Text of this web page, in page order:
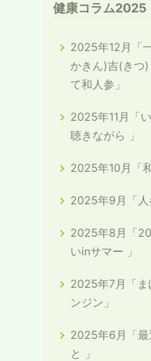
健康コラム2025
2025年12月「
かきん)吉(きつ
て和人参」
2025年11月「
聴きながら 」
2025年10月「
2025年9月「人
2025年8月「
いinサマー 」
2025年7月「ま
ンジン」
2025年6月「最
と 」